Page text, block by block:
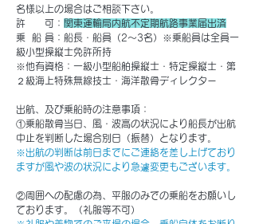
名様以上の場合はご相談下さい。
許 可： 関東運輸局内航不定期航路事業届出済
乗 船 員： 船長・船員（2～3名）※乗船員は全員一
級小型操縦士免許所持
※他有資格： 一級小型船舶操縦士・特定操縦士・第
２級海上特殊無線技士・海洋散骨ディレクター
出航、及び乗船時の注意事項：
①乗船散骨当日、風・波高の状況により船長が出航
中止を判断した場合別日（振替）となります。
​※出航の判断は前日までにご連絡を差し上げており
ますが風や波の状況により急遽変更もございます。
②周囲への配慮の為、平服のみでの乗船をお願いし
ております。（礼服等不可）